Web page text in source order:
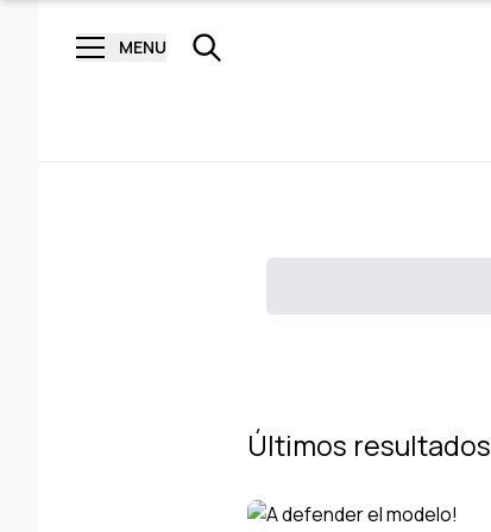
MENU
Últimos resultados